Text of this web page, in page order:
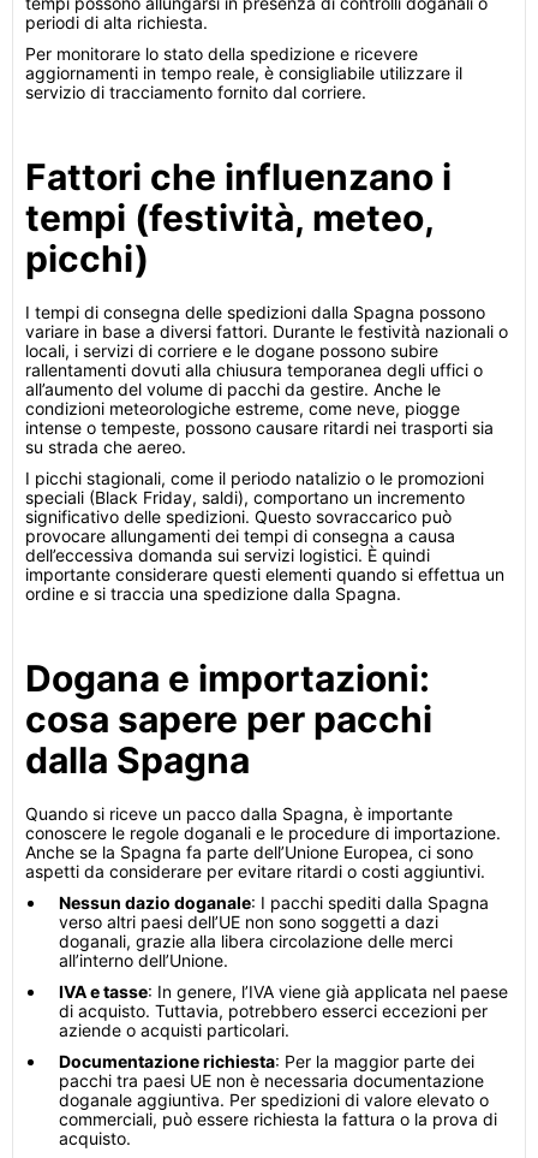
periodi di alta richiesta.
Per monitorare lo stato della spedizione e ricevere
aggiornamenti in tempo reale, è consigliabile utilizzare il
servizio di tracciamento fornito dal corriere.
Fattori che influenzano i
tempi (festività, meteo,
picchi)
I tempi di consegna delle spedizioni dalla Spagna possono
variare in base a diversi fattori. Durante le festività nazionali o
locali, i servizi di corriere e le dogane possono subire
rallentamenti dovuti alla chiusura temporanea degli uffici o
all’aumento del volume di pacchi da gestire. Anche le
condizioni meteorologiche estreme, come neve, piogge
intense o tempeste, possono causare ritardi nei trasporti sia
su strada che aereo.
I picchi stagionali, come il periodo natalizio o le promozioni
speciali (Black Friday, saldi), comportano un incremento
significativo delle spedizioni. Questo sovraccarico può
provocare allungamenti dei tempi di consegna a causa
dell’eccessiva domanda sui servizi logistici. È quindi
importante considerare questi elementi quando si effettua un
ordine e si traccia una spedizione dalla Spagna.
Dogana e importazioni:
cosa sapere per pacchi
dalla Spagna
Quando si riceve un pacco dalla Spagna, è importante
conoscere le regole doganali e le procedure di importazione.
Anche se la Spagna fa parte dell’Unione Europea, ci sono
aspetti da considerare per evitare ritardi o costi aggiuntivi.
Nessun dazio doganale: I pacchi spediti dalla Spagna
verso altri paesi dell’UE non sono soggetti a dazi
doganali, grazie alla libera circolazione delle merci
all’interno dell’Unione.
IVA e tasse: In genere, l’IVA viene già applicata nel paese
di acquisto. Tuttavia, potrebbero esserci eccezioni per
aziende o acquisti particolari.
Documentazione richiesta: Per la maggior parte dei
pacchi tra paesi UE non è necessaria documentazione
doganale aggiuntiva. Per spedizioni di valore elevato o
commerciali, può essere richiesta la fattura o la prova di
acquisto.